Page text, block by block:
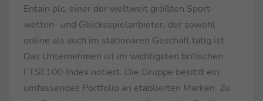
Entain plc, einer der weltweit größten Sport-
wetten- und Glücksspielanbieter, der sowohl
online als auch im stationären Geschäft tätig ist.
Das Unternehmen ist im wichtigsten britischen
FTSE100 Index notiert. Die Gruppe besitzt ein
umfassendes Portfolio an etablierten Marken. Zu